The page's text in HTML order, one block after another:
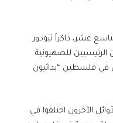
عشر، ذاكراً ثيودور
الرئيسيين للصهيونية
في فلسطين “بدائيون
الآخرون اختلفوا في